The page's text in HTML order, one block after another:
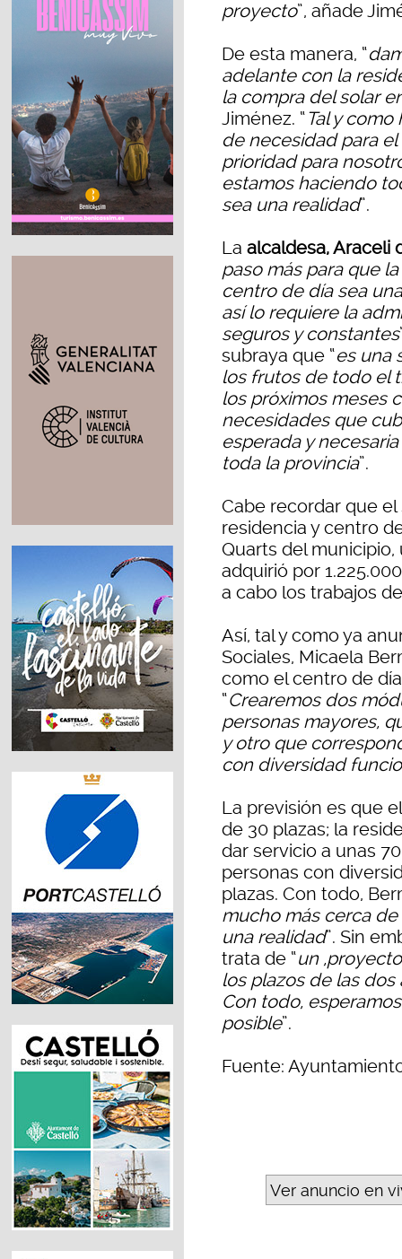
proyecto”, añade
De esta manera, “
adelante con la
la compra del solar
Jiménez. “Tal y
de necesidad para
prioridad para
estamos haciendo
sea una realidad”.
La alcaldesa, Araceli
paso más para que
centro de día sea
así lo requiere la
seguros y constantes
subraya que “es una
los frutos de todo el
los próximos meses
necesidades que
esperada y
toda la provincia”.
Cabe recordar que
residencia y centro
Quarts del
adquirió por
a cabo los trabajos
Así, tal y como ya
Sociales, Micaela
como el centro de
“Crearemos dos
personas mayores,
y otro que
con diversidad
La previsión es que
de 30 plazas; la
dar servicio a unas
personas con
plazas. Con todo,
mucho más cerca
una realidad”. Sin
trata de “un
los plazos de las dos
Con todo,
posible”.
Fuente:
Ver anuncio en